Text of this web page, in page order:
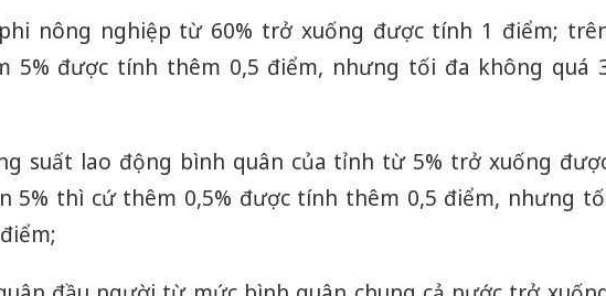
nông nghiệp từ 60% trở xuống được tính 1 điểm;
5% được tính thêm 0,5 điểm, nhưng tối đa không quá
suất lao động bình quân của tỉnh từ 5% trở xuống
5% thì cứ thêm 0,5% được tính thêm 0,5 điểm, nhưng